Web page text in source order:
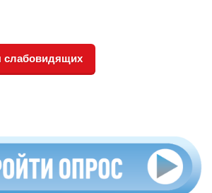
слабовидящих